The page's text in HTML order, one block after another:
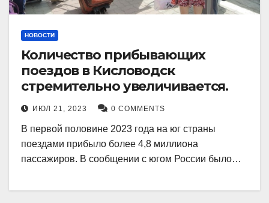
НОВОСТИ
Количество прибывающих
поездов в Кисловодск
стремительно увеличивается.
ИЮЛ 21, 2023 0 COMMENTS
В первой половине 2023 года на юг страны
поездами прибыло более 4,8 миллиона
пассажиров. В сообщении с югом России было…